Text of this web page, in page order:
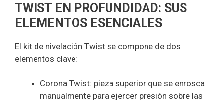
TWIST EN PROFUNDIDAD: SUS
ELEMENTOS ESENCIALES
El kit de nivelación Twist se compone de dos
elementos clave:
Corona Twist: pieza superior que se enrosca
manualmente para ejercer presión sobre las